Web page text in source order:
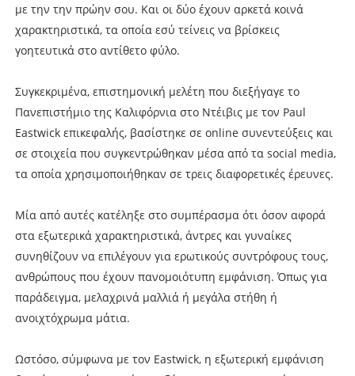
με την την πρώην σου. Και οι δύο έχουν αρκετά κοινά
χαρακτηριστικά, τα οποία εσύ τείνεις να βρίσκεις
γοητευτικά στο αντίθετο φύλο.
Συγκεκριμένα, επιστημονική μελέτη που διεξήγαγε το
Πανεπιστήμιο της Καλιφόρνια στο Ντέιβις με τον Paul
Eastwick επικεφαλής, βασίστηκε σε online συνεντεύξεις και
σε στοιχεία που συγκεντρώθηκαν μέσα από τα social media,
τα οποία χρησιμοποιήθηκαν σε τρεις διαφορετικές έρευνες.
Μία από αυτές κατέληξε στο συμπέρασμα ότι όσον αφορά
στα εξωτερικά χαρακτηριστικά, άντρες και γυναίκες
συνηθίζουν να επιλέγουν για ερωτικούς συντρόφους τους,
ανθρώπους που έχουν πανομοιότυπη εμφάνιση. Όπως για
παράδειγμα, μελαχρινά μαλλιά ή μεγάλα στήθη ή
ανοιχτόχρωμα μάτια.
Ωστόσο, σύμφωνα με τον Eastwick, η εξωτερική εμφάνιση